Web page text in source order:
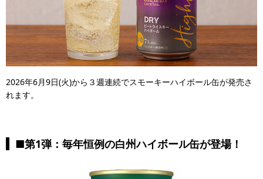
2026年6月9日(火)から３週連続でスモーキーハイボール缶が発売さ
れます。
■第1弾：毎年恒例の白州ハイボール缶が登場！